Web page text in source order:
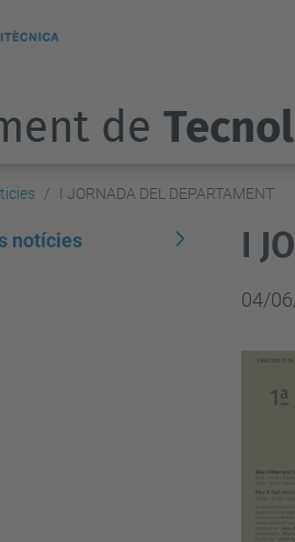
de
I JORNADA DEL DEPARTAMENT
I
04/
notícies